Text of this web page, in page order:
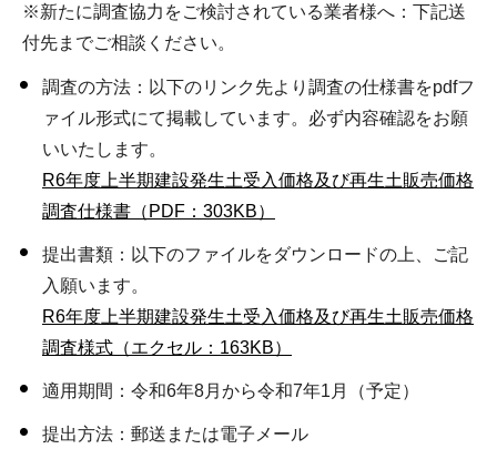
※新たに調査協力をご検討されている業者様へ：下記送
付先までご相談ください。
調査の方法：以下のリンク先より調査の仕様書をpdfフ
ァイル形式にて掲載しています。必ず内容確認をお願
いいたします。
R6年度上半期建設発生土受入価格及び再生土販売価格
調査仕様書（PDF：303KB）
提出書類：以下のファイルをダウンロードの上、ご記
入願います。
R6年度上半期建設発生土受入価格及び再生土販売価格
調査様式（エクセル：163KB）
適用期間：令和6年8月から令和7年1月（予定）
提出方法：郵送または電子メール